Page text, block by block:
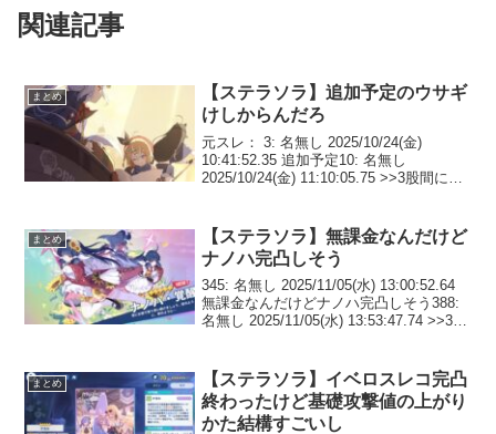
関連記事
まとめ
【ステラソラ】追加予定のウサギ
けしからんだろ
元スレ： 3: 名無し 2025/10/24(金)
10:41:52.35 追加予定10: 名無し
2025/10/24(金) 11:10:05.75 >>3股間にほ
まとめ
【ステラソラ】無課金なんだけど
ナノハ完凸しそう
345: 名無し 2025/11/05(水) 13:00:52.64
無課金なんだけどナノハ完凸しそう388:
名無し 2025/11/05(水) 13:53:47.74 >>345
まとめ
【ステラソラ】イベロスレコ完凸
終わったけど基礎攻撃値の上がり
かた結構すごいし